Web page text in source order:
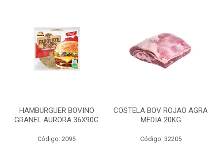
HAMBURGUER BOVINO
GRANEL AURORA 36X90G
Código: 2095
COSTELA BOV ROJAO AGRA
MEDIA 20KG
Código: 32205